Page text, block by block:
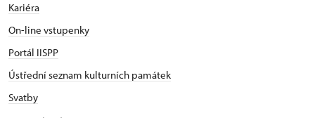
Kariéra
On-line vstupenky
Portál IISPP
Ústřední seznam kulturních památek
Svatby